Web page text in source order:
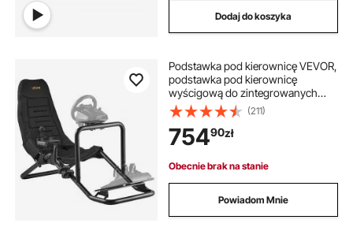
Dodaj do koszyka
Podstawka pod kierownicę VEVOR,
podstawka pod kierownicę
wyścigową do zintegrowanych
kokpitów symulacyjnych, do
pedałów Logitech G25, G27, G29,
G920, G923, Thrustmaster
T300RS, TX F458, T500RS, T3PA-
PRO (F1/GT) i CSR, czarna
(211)
75490zł
Obecnie brak na stanie
Powiadom Mnie